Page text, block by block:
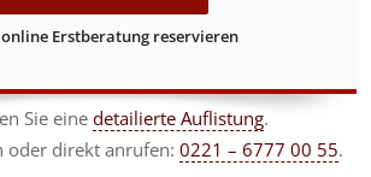
Erstberatung reservieren
Sie einedetailierte Auflistung.
oder direkt anrufen:0221 – 6777 00 55.